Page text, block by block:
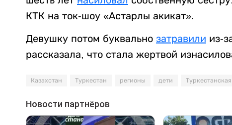
КТК на ток-шоу «Астарлы акикат».
Девушку потом буквально затравили из-
рассказала, что стала жертвой
Казахстан Туркестан регионы дети